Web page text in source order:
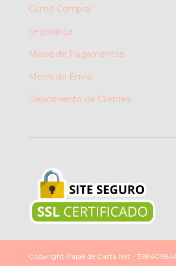
Como Comprar
Segurança
Meios de Pagamentos
Meios de Envio
Depoimento de Clientes
Copyright Papel de Carta Net -